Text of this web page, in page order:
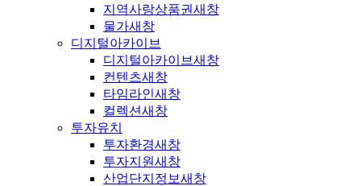
지역사랑상품권새창
물가새창
디지털아카이브
디지털아카이브새창
컨텐츠새창
타임라인새창
컬렉션새창
투자유치
투자환경새창
투자지원새창
산업단지정보새창